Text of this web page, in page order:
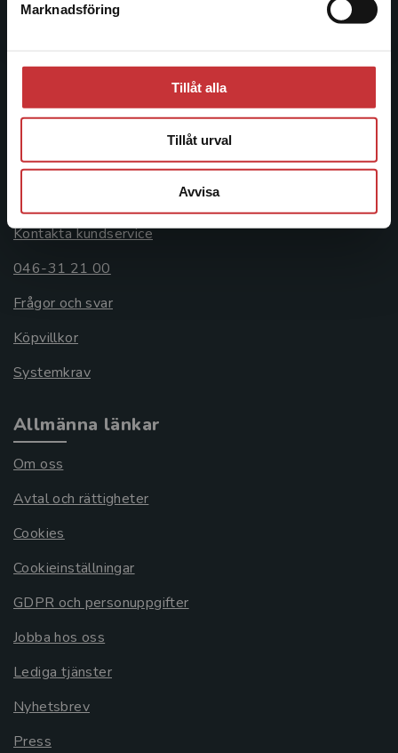
Marknadsföring
Tillåt alla
Tillåt urval
Avvisa
Postadress:
221 00 Lund
Besöksadress:
Åkergränden 1
Kontakta kundservice
046-31 21 00
Frågor och svar
Köpvillkor
Systemkrav
Allmänna länkar
Om oss
Avtal och rättigheter
Cookies
Cookieinställningar
GDPR och personuppgifter
Jobba hos oss
Lediga tjänster
Nyhetsbrev
Press